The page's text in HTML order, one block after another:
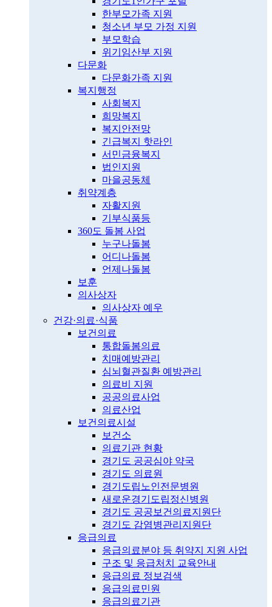
한부모가족 지원
청소년 부모 가정 지원
부모학습
위기임산부 지원
다문화
다문화가족 지원
복지행정
사회복지
희망복지
복지안전망
긴급복지 핫라인
서민금융복지
법인지원
마을공동체
취약계층
자활지원
기부식품등
360도 돌봄 사업
누구나돌봄
어디나돌봄
언제나돌봄
보훈
의사상자
의사상자 예우
건강·의료·식품
보건의료
통합돌봄의료
치매예방관리
심뇌혈관질환 예방관리
의료비 지원
공공의료사업
의료산업
보건의료시설
보건소
의료기관 현황
경기도 공공심야 약국
경기도 의료원
경기도립노인전문병원
새로운경기도립정신병원
경기도 공공보건의료지원단
경기도 감염병관리지원단
응급의료
응급의료분야 등 취약지 지원 사업
구조 및 응급처치 교육안내
응급의료 정보검색
응급의료민원
응급의료기관